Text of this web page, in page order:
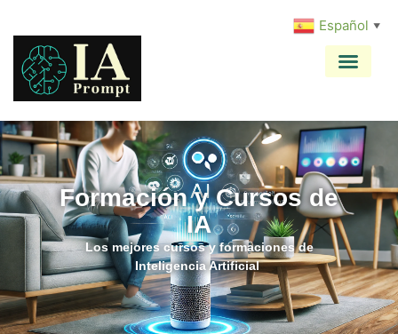
Formación y Cursos de
IA
Los mejores cursos y formaciones de
Inteligencia Artificial
Español ▼